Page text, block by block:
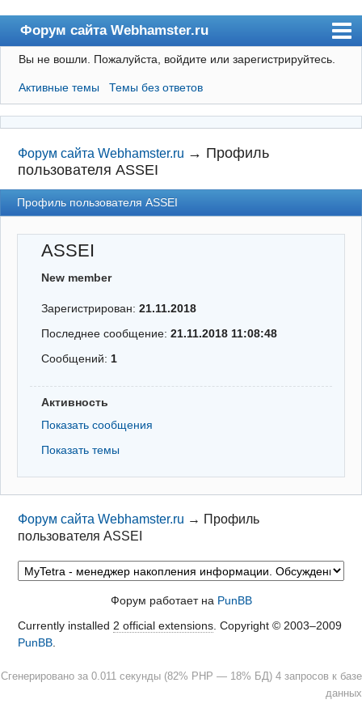
Форум сайта Webhamster.ru
Форум
Пользователи
Поиск
Регистрация
Webhamster.ru
Вы не вошли. Пожалуйста, войдите или зарегистрируйтесь.
Активные темы Темы без ответов
Форум сайта Webhamster.ru → Профиль
пользователя ASSEI
Профиль пользователя ASSEI
ASSEI
New member
Зарегистрирован:21.11.2018
Последнее сообщение:21.11.2018 11:08:48
Сообщений:1
Активность
Показать сообщения
Показать темы
Форум сайта Webhamster.ru → Профиль
пользователя ASSEI
Форум работает на PunBB
Currently installed 2 official extensions. Copyright © 2003–2009
PunBB.
Сгенерировано за 0.011 секунды (82% PHP — 18% БД) 4 запросов к базе
данных